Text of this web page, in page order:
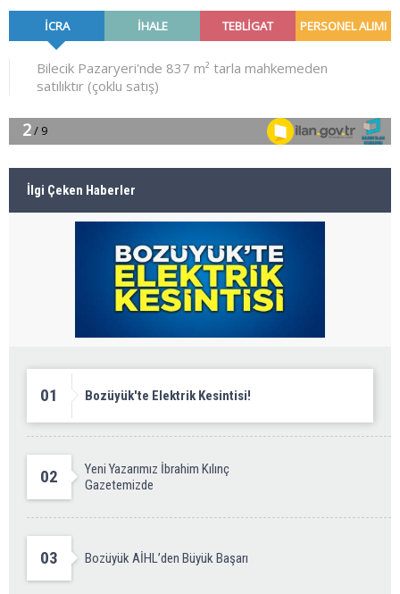
İlgi Çeken Haberler
01 Bozüyük'te Elektrik Kesintisi!
02
Yeni Yazarımız İbrahim Kılınç
Gazetemizde
03 Bozüyük AİHL’den Büyük Başarı